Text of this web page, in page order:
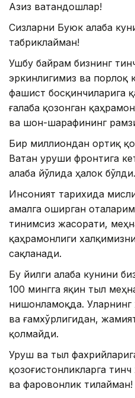
Азиз ватандошлар!
Сизларни Буюк Ғалаба
табриклайман!
Ушбу байрам бизнинг
эркинлигимиз ва порлоқ
фашист босқинчиларига
ғалаба қозонган
ва шон-шарафининг
Бир миллиондан ортиқ
Ватан уруши фронтига
Ғалаба йўлида ҳалок бўлди.
Инсоният тарихида
амалга оширган
тинимсиз жасорати,
қаҳрамонлиги
сақланади.
Бу йилги Ғалаба кунини
100 мингга яқин тыл
нишонламоқда. Уларнинг
ва ғамхўрлигидан,
қолмайди.
Уруш ва тыл
қозоғистонликларга
ва фаровонлик тилайман!